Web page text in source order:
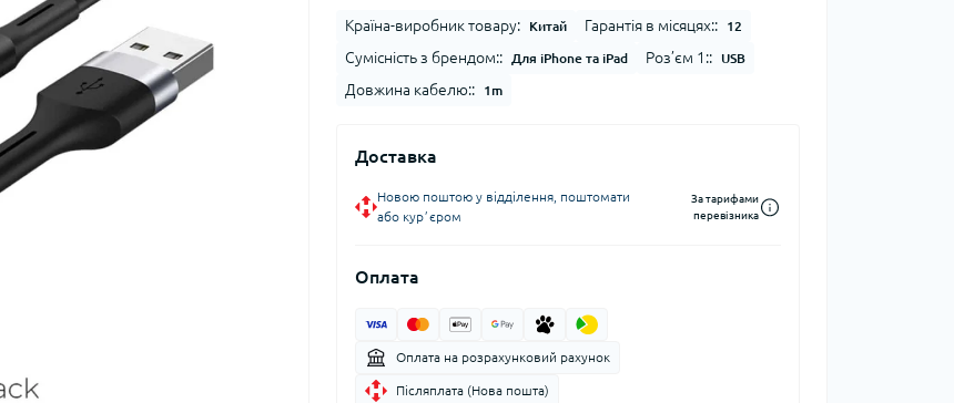
Країна-виробник товару: Китай Гарантія в місяцях:: 12
Сумісність з брендом:: Для iPhone та iPad Роз’єм 1:: USB
Довжина кабелю:: 1m
Доставка
Новою поштою у відділення, поштомати
або курʼєром
За тарифами
перевізника
Оплата
Оплата на розрахунковий рахунок
Післяплата (Нова пошта)